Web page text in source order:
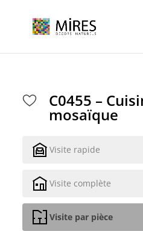
C0455 –
mosaïque
Visite rapide
Visite complète
Visite par pièce